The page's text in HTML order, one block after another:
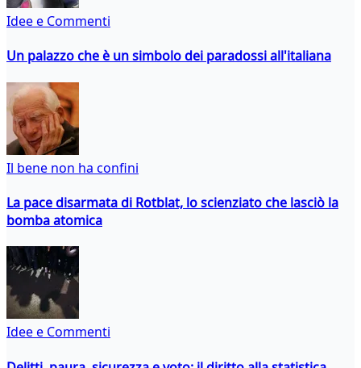
Idee e Commenti
Un palazzo che è un simbolo dei paradossi all'italiana
Il bene non ha confini
La pace disarmata di Rotblat, lo scienziato che lasciò la
bomba atomica
Idee e Commenti